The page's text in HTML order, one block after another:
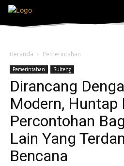
Beranda Pemerintahan
Pemerintahan Sulteng
Dirancang
Modern, Huntap
Percontohan
Lain Yang
Bencana